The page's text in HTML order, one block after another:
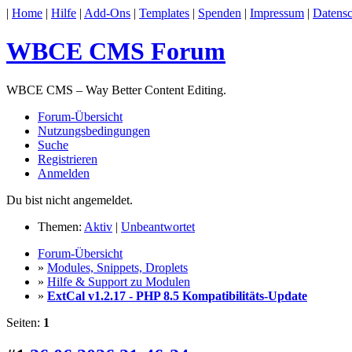
| Home | Hilfe | Add-Ons | Templates | Spenden | Impressum |
WBCE CMS Forum
WBCE CMS – Way Better Content Editing.
Forum-Übersicht
Nutzungsbedingungen
Suche
Registrieren
Anmelden
Du bist nicht angemeldet.
Themen: Aktiv | Unbeantwortet
Forum-Übersicht
» Modules, Snippets, Droplets
» Hilfe & Support zu Modulen
» ExtCal v1.2.17 - PHP 8.5 Kompatibilitäts-Update
Seiten: 1